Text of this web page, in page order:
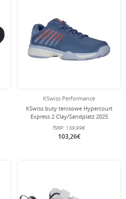
KSwiss Performance
KSwiss buty tenisowe Hypercourt
Express 2 Clay/Sandplatz 2025
infinityblue męskie
fSRP: 139,99€
103,26€